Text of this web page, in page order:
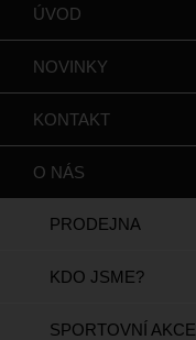
ÚVOD
NOVINKY
KONTAKT
O NÁS
PRODEJNA
KDO JSME?
SPORTOVNÍ AKCE